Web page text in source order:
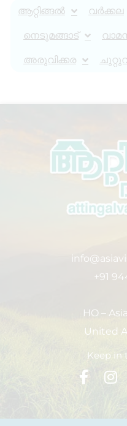
ആറ്റിങ്ങൽ വർക്കല
നെടുമങ്ങാട്
അരുവിക്കര
+91
HO –
United
Keep in